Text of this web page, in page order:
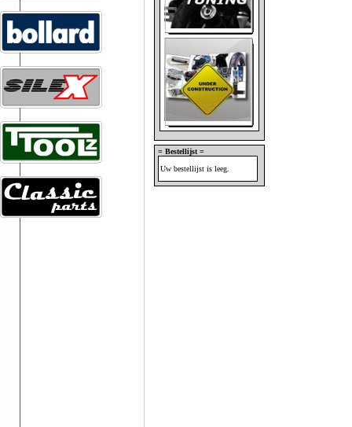
= Bestellijst =
Uw bestellijst is leeg.